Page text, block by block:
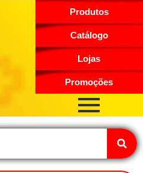
Produtos
Catálogo
Lojas
Promoções